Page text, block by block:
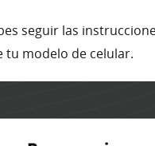
seguir las
tu modelo de celular.